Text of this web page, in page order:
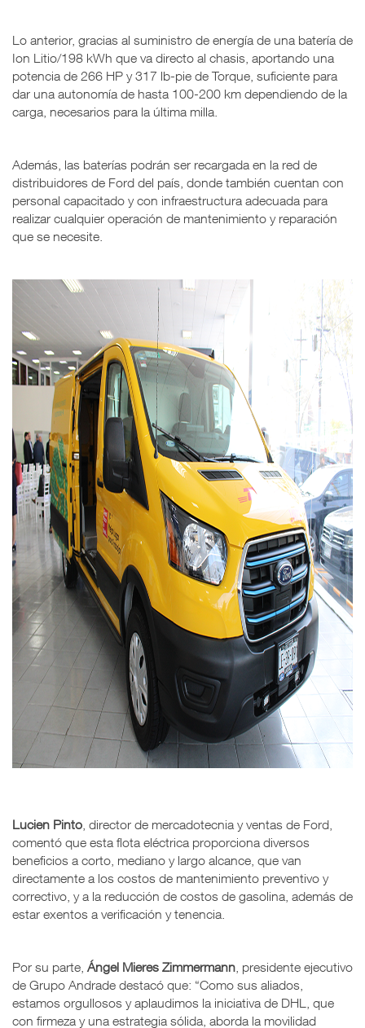
Lo anterior, gracias al suministro de energía de una batería de
Ion Litio/198 kWh que va directo al chasis, aportando una
potencia de 266 HP y 317 lb-pie de Torque, suficiente para
dar una autonomía de hasta 100-200 km dependiendo de la
carga, necesarios para la última milla.
Además, las baterías podrán ser recargada en la red de
distribuidores de Ford del país, donde también cuentan con
personal capacitado y con infraestructura adecuada para
realizar cualquier operación de mantenimiento y reparación
que se necesite.
Lucien Pinto , director de mercadotecnia y ventas de Ford,
comentó que esta flota eléctrica proporciona diversos
beneficios a corto, mediano y largo alcance, que van
directamente a los costos de mantenimiento preventivo y
correctivo, y a la reducción de costos de gasolina, además de
estar exentos a verificación y tenencia.
Por su parte, Ángel Mieres Zimmermann , presidente ejecutivo
de Grupo Andrade destacó que: “Como sus aliados,
estamos orgullosos y aplaudimos la iniciativa de DHL, que
con firmeza y una estrategia sólida, aborda la movilidad